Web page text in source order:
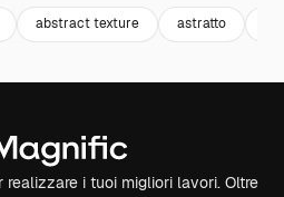
abstract texture astratto
realizzare i tuoi migliori lavori. Oltre